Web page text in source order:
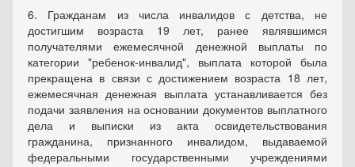
6. Гражданам из числа инвалидов с детства, не
достигшим возраста 19 лет, ранее являвшимся
получателями ежемесячной денежной выплаты по
категории "ребенок-инвалид", выплата которой была
прекращена в связи с достижением возраста 18 лет,
ежемесячная денежная выплата устанавливается без
подачи заявления на основании документов выплатного
дела и выписки из акта освидетельствования
гражданина, признанного инвалидом, выдаваемой
федеральными государственными учреждениями